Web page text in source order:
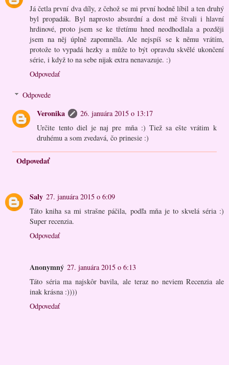
Já četla první dva díly, z čehož se mi první hodně líbil a ten druhý
byl propadák. Byl naprosto absurdní a dost mě štvali i hlavní
hrdinové, proto jsem se ke třetímu hned neodhodlala a později
jsem na něj úplně zapomněla. Ale nejspíš se k němu vrátím,
protože to vypadá hezky a může to být opravdu skvělé ukončení
série, i když to na sebe nijak extra nenavazuje. :)
Odpovedať
Odpovede
Veronika
26. januára 2015 o 13:17
Určite tento diel je naj pre mňa :) Tiež sa ešte vrátim k
druhému a som zvedavá, čo prinesie :)
Odpovedať
Saly 27. januára 2015 o 6:09
Táto kniha sa mi strašne páčila, podľa mňa je to skvelá séria :)
Super recenzia.
Odpovedať
Anonymný 27. januára 2015 o 6:13
Táto séria ma najskôr bavila, ale teraz no neviem Recenzia ale
inak krásna :))))
Odpovedať